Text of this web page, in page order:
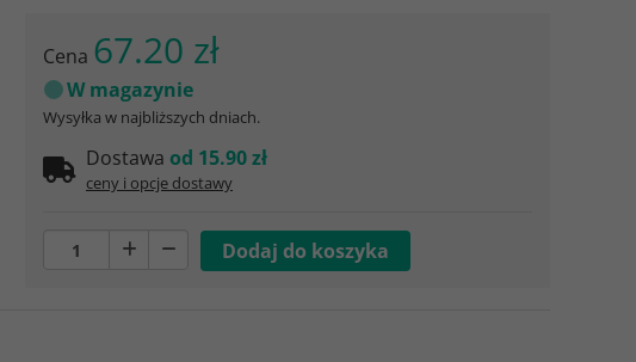
Cena 67.20 zł
W magazynie
Wysyłka w najbliższych dniach.
Dostawa od 15.90 zł
ceny i opcje dostawy